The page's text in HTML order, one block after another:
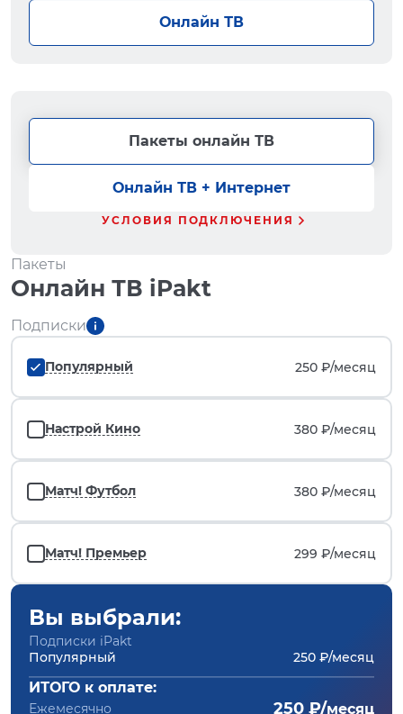
Онлайн ТВ
Пакеты онлайн ТВ
Онлайн ТВ + Интернет
УСЛОВИЯ ПОДКЛЮЧЕНИЯ
Пакеты
Онлайн ТВ iPakt
Подписки
Популярный 250 ₽/месяц
Настрой Кино 380 ₽/месяц
Матч! Футбол 380 ₽/месяц
Матч! Премьер 299 ₽/месяц
Вы выбрали:
Подписки iPakt
Популярный
250 ₽/месяц
ИТОГО к оплате:
Ежемесячно 250 ₽/месяц